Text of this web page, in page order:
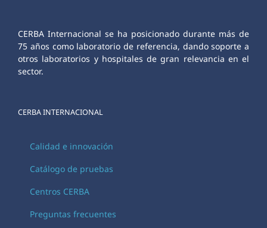
CERBA Internacional se ha posicionado durante más de
75 años como laboratorio de referencia, dando soporte a
otros laboratorios y hospitales de gran relevancia en el
sector.
CERBA INTERNACIONAL
Calidad e innovación
Catálogo de pruebas
Centros CERBA
Preguntas frecuentes